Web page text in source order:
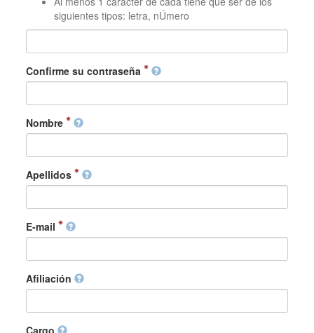
siguientes tipos: letra, nÚmero
Confirme su contraseña
Nombre
Apellidos
E-mail
Afiliación
Cargo